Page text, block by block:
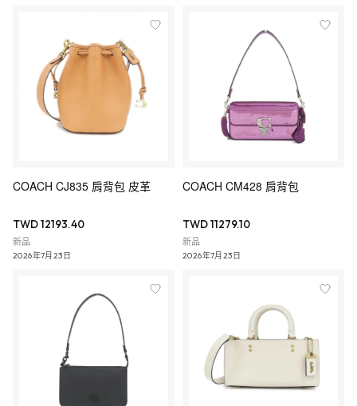
COACH CJ835 肩背包 皮革
TWD 12193.40
新品
2026年7月23日
COACH CM428 肩背包
TWD 11279.10
新品
2026年7月23日